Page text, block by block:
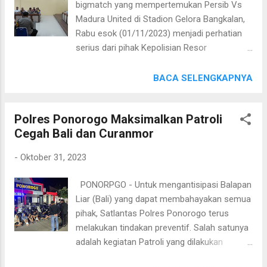
malam. Hal ini kami lakukan untuk mencegah
hal-hal yang tidak diinginkan terjadi.
Menjelang pemilu, sejumlah objek vital
penting terus kami amankan," terang
S.H., S.I.K., M.I.K. di Mapolres pagi ini.
bigmatch yang mempertemukan Persib Vs
Madura United di Stadion Gelora Bangkalan,
Rabu esok (01/11/2023) menjadi perhatian
serius dari pihak Kepolisian Resor
diinginkan, Wakapolres Bangkalan Kompol
memimpin langsung Rapat Koordinasi terkait
pengamanan pertandingan sepakbola antara
stadion kebanggaan masyarakat Bangkalan.
sektoral, rapat koordinasi ini pun diharapkan
akan mampu memberikan pengamanan
terbaik saat pertandingan berlangsung.
"Polres Bangkalan dibantu dari TNI, Dishub,
dan Satpol PP siap mengamankan
BACA SELENGKAPNYA
Polres Ponorogo Maksimalkan Patroli
Cegah Bali dan Curanmor
- Oktober 31, 2023
PONORPGO - Untuk mengantisipasi Balapan
Liar (Bali) yang dapat membahayakan semua
pihak, Satlantas Polres Ponorogo terus
melakukan tindakan preventif. Salah satunya
adalah kegiatan Patroli yang dilakukan